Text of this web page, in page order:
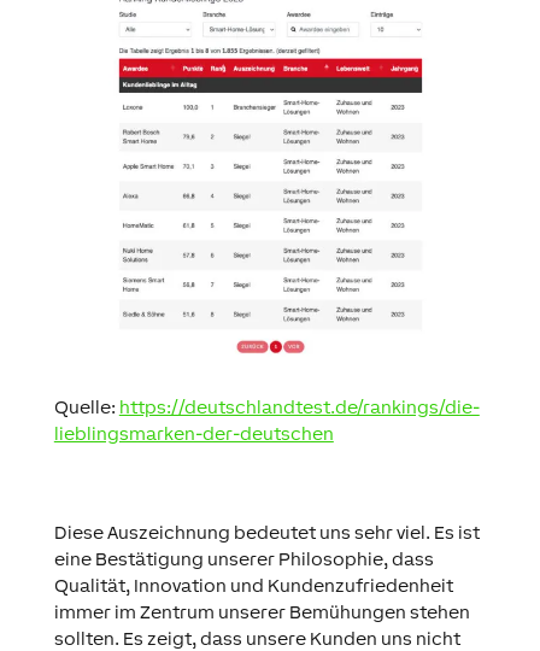
Quelle: https://deutschlandtest.de/rankings/die-
lieblingsmarken-der-deutschen
Diese Auszeichnung bedeutet uns sehr viel. Es ist
eine Bestätigung unserer Philosophie, dass
Qualität, Innovation und Kundenzufriedenheit
immer im Zentrum unserer Bemühungen stehen
sollten. Es zeigt, dass unsere Kunden uns nicht